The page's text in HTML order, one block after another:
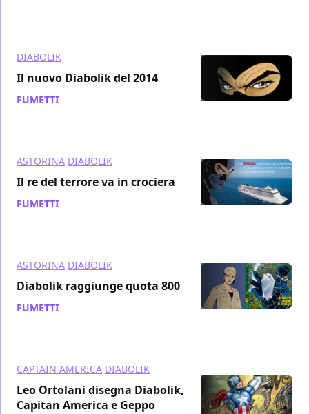
DIABOLIK
Il nuovo Diabolik del 2014
FUMETTI
ASTORINA DIABOLIK
Il re del terrore va in crociera
FUMETTI
ASTORINA DIABOLIK
Diabolik raggiunge quota 800
FUMETTI
CAPTAIN AMERICA DIABOLIK
Leo Ortolani disegna Diabolik,
Capitan America e Geppo